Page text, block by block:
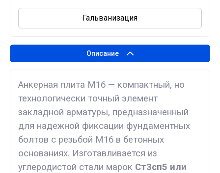
Гальванизация
Описание
Анкерная плита М16 — компактный, но
технологически точный элемент
закладной арматуры, предназначенный
для надежной фиксации фундаментных
болтов с резьбой М16 в бетонных
основаниях. Изготавливается из
углеродистой стали марок Ст3сп5 или